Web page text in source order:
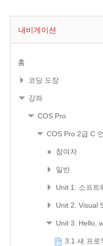
내비게이션
홈
코딩 도장
강좌
COS Pro
COS Pro 2급 C
참여자
일반
Unit 1. 소프트
Unit 2. Visual
Unit 3. Hello,
3.1 새 프로